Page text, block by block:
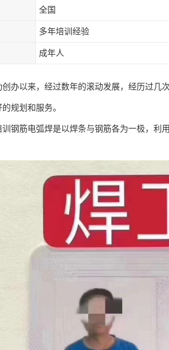
全国
多年培训经验
成年人
创办以来，经过数年的滚动发展，经历过几
规划和服务。
训钢筋电弧焊是以焊条与钢筋各为一极，利